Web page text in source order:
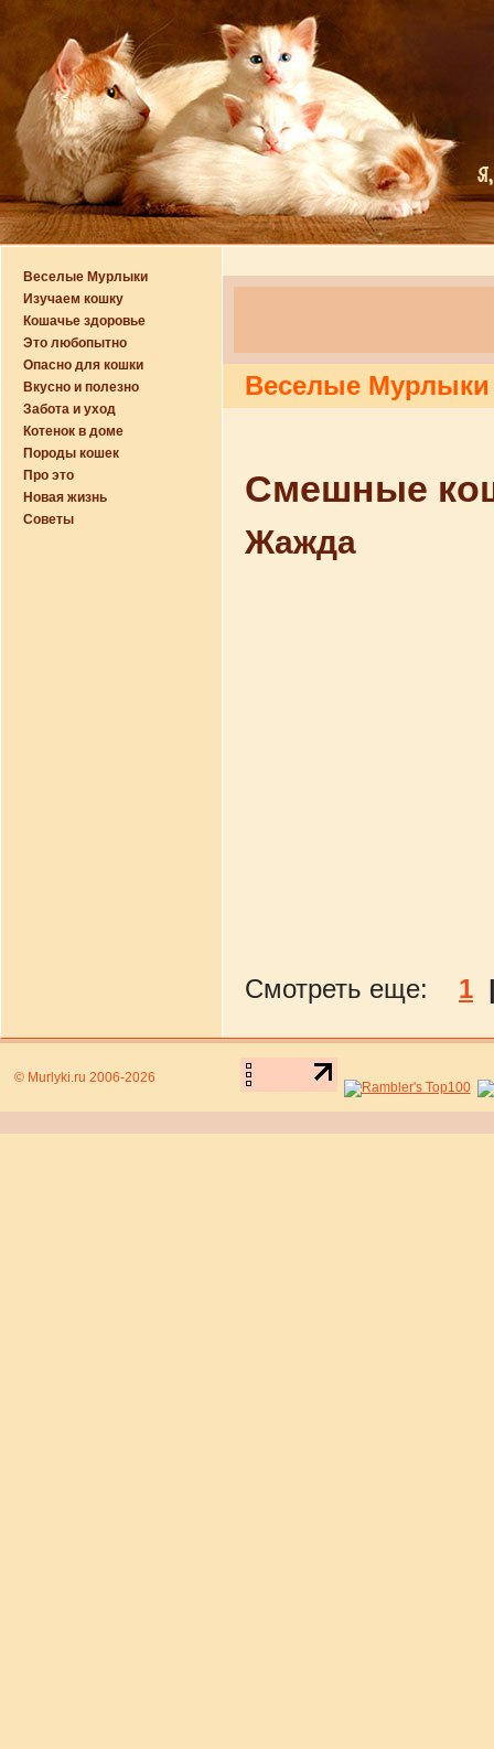
Веселые Мурлыки
Изучаем кошку
Кошачье здоровье
Это любопытно
Опасно для кошки
Вкусно и полезно
Забота и уход
Котенок в доме
Породы кошек
Про это
Новая жизнь
Советы
Веселые Мурлыки
Смешные
Жажда
Смотреть еще: 1
© Murlyki.ru 2006-2026